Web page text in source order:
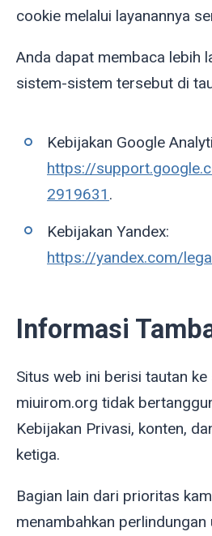
cookie melalui layanannya
Anda dapat membaca lebih
sistem-sistem tersebut di
Kebijakan Google
https://
2919631 .
Kebijakan Yandex:
https://yandex.com/
Informasi
Situs web ini berisi tautan ke
miuirom.org tidak
Kebijakan Privasi, konten,
ketiga.
Bagian lain dari prioritas
menambahkan perlindungan